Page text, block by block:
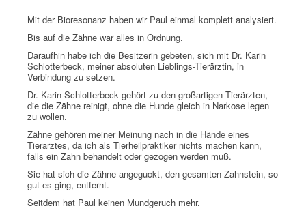
Mit der Bioresonanz haben wir Paul einmal komplett analysiert.
Bis auf die Zähne war alles in Ordnung.
Daraufhin habe ich die Besitzerin gebeten, sich mit Dr. Karin
Schlotterbeck, meiner absoluten Lieblings-Tierärztin, in
Verbindung zu setzen.
Dr. Karin Schlotterbeck gehört zu den großartigen Tierärzten,
die die Zähne reinigt, ohne die Hunde gleich in Narkose legen
zu wollen.
Zähne gehören meiner Meinung nach in die Hände eines
Tierarztes, da ich als Tierheilpraktiker nichts machen kann,
falls ein Zahn behandelt oder gezogen werden muß.
Sie hat sich die Zähne angeguckt, den gesamten Zahnstein, so
gut es ging, entfernt.
Seitdem hat Paul keinen Mundgeruch mehr.